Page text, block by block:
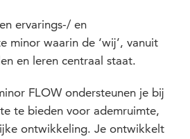
ervarings-/ en
minor waarin de ‘wij’, vanuit
en leren centraal staat.
FLOW ondersteunen je bij
te bieden voor ademruimte,
ontwikkeling. Je ontwikkelt